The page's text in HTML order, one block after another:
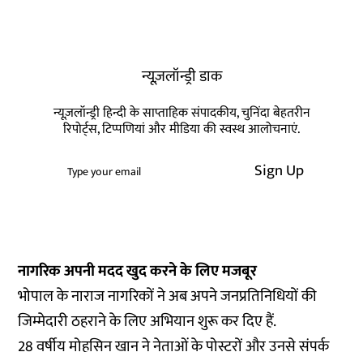
न्यूज़लॉन्ड्री डाक
न्यूज़लॉन्ड्री हिन्दी के साप्ताहिक संपादकीय, चुनिंदा बेहतरीन
रिपोर्ट्स, टिप्पणियां और मीडिया की स्वस्थ आलोचनाएं.
Sign Up
नागरिक अपनी मदद खुद करने के लिए मजबूर
भोपाल के नाराज नागरिकों ने अब अपने जनप्रतिनिधियों की
जिम्मेदारी ठहराने के लिए अभियान शुरू कर दिए हैं.
28 वर्षीय मोहसिन खान ने नेताओं के पोस्टरों और उनसे संपर्क